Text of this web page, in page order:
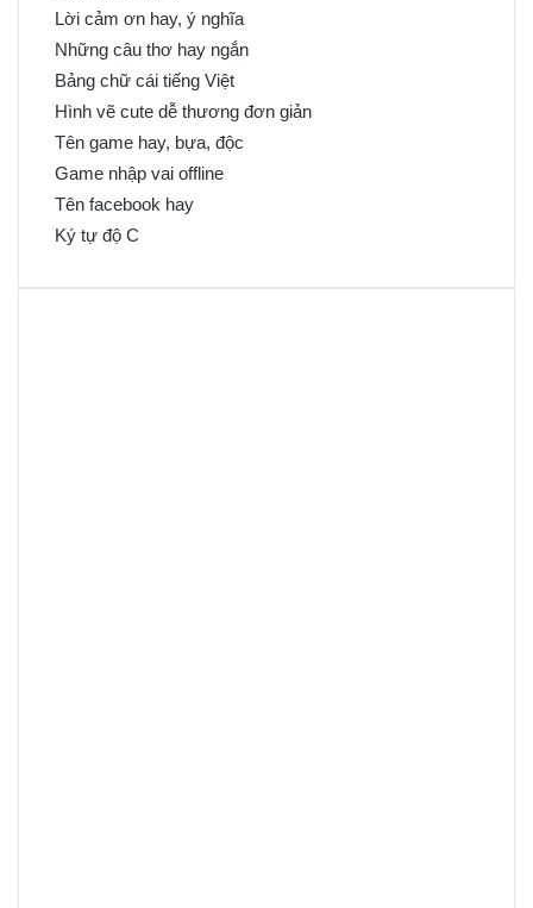
Lời cảm ơn hay, ý nghĩa
Những câu thơ hay ngắn
Bảng chữ cái tiếng Việt
Hình vẽ cute dễ thương đơn giản
Tên game hay, bựa, độc
Game nhập vai offline
Tên facebook hay
Ký tự độ C